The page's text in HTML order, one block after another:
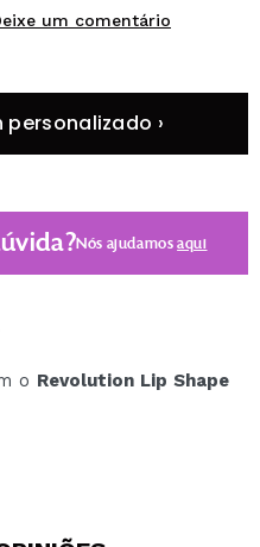
um comentário
›
Nós ajudamosaqui
o Revolution Lip Shape